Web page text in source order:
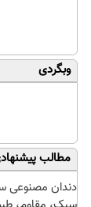
وبگردی
مطالب
دندان مصنوعی